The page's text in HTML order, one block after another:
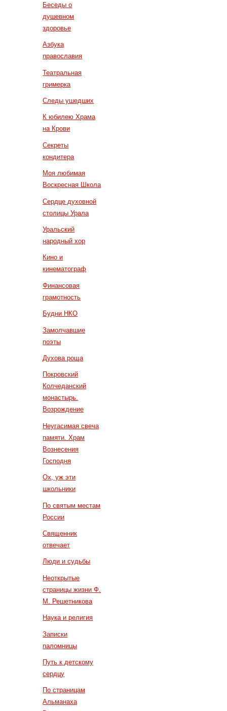
Беседы о
душевном
здоровье
Азбука
православия
Театральная
гримерка
Следы ушедших
К юбилею Храма
на Крови
Секреты
кондитера
Моя любимая
Воскресная Школа
Сердце духовной
столицы Урала
Уральский
народный хор
Кино и
кинематограф
Финансовая
грамотность
Будни НКО
Замолчавшие
поэты
Духова роща
Покровский
Колчеданский
монастырь.
Возрождение
Неугасимая свеча
памяти. Храм
Вознесения
Господня
Ох, уж эти
школьники
По святым местам
России
Священник
отвечает
Люди и судьбы
Неоткрытые
страницы жизни Ф.
М. Решетникова
Наука и религия
Записки
паломницы
Путь к детскому
сердцу
По страницам
Альманаха